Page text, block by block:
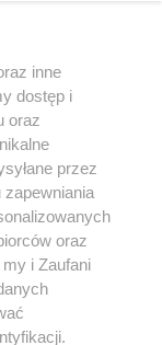
powielany i
sposób (w
polu
w
użycie lub
prawa,
kary i może być
inne
dostęp i
oraz
przez
zapewniania
oraz
i Zaufani